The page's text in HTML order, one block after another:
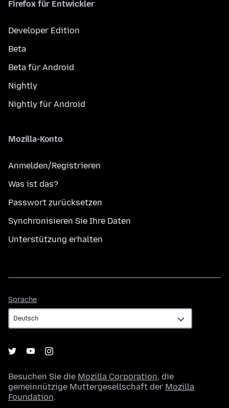
Firefox für Entwickler
Developer Edition
Beta
Beta für Android
Nightly
Nightly für Android
Mozilla-Konto
Anmelden/Registrieren
Was ist das?
Passwort zurücksetzen
Synchronisieren Sie Ihre Daten
Unterstützung erhalten
Sprache
Besuchen Sie die Mozilla Corporation, die
gemeinnützige Muttergesellschaft der Mozilla
Foundation.